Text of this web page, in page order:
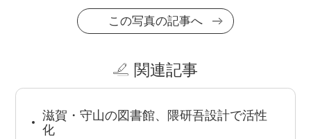
この写真の記事へ
関連記事
滋賀・守山の図書館、隈研吾設計で活性
化